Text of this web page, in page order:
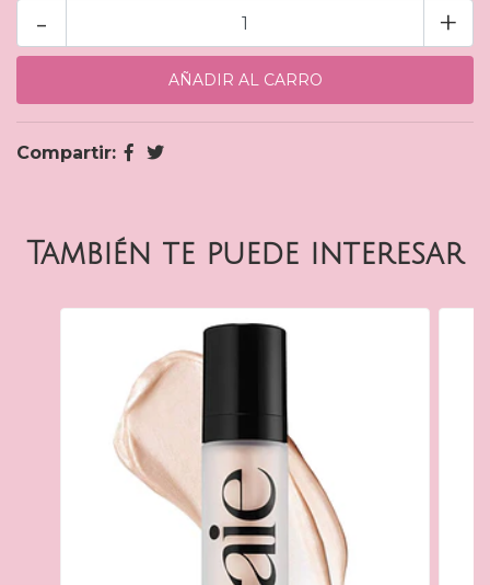
+
-
Compartir:
También te puede interesar